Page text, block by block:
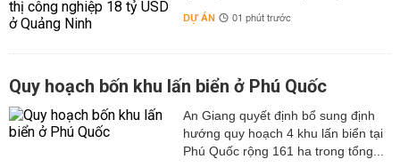
DỰ ÁN 01 phút trước
Quy hoạch bốn khu lấn biển ở Phú Quốc
An Giang quyết định bổ sung định
hướng quy hoạch 4 khu lấn biển tại
Phú Quốc rộng 161 ha trong tổng...